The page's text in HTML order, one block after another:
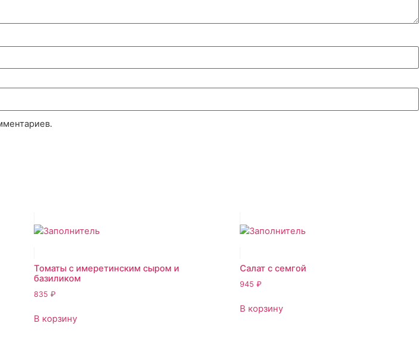
Томаты с имеретинским сыром и
базиликом
835 ₽
В корзину
Салат с семгой
945₽
В корзину